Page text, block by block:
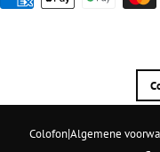
Colofon|Algemene